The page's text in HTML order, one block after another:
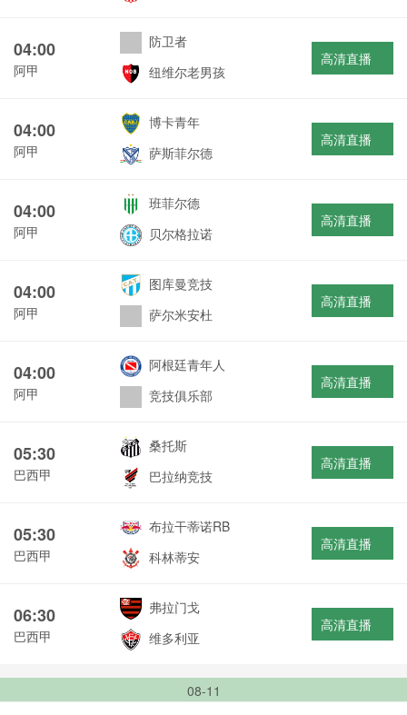
04:00
阿甲
防卫者
纽维尔老男孩
高清直播
04:00
阿甲
博卡青年
萨斯菲尔德
高清直播
04:00
阿甲
班菲尔德
贝尔格拉诺
高清直播
04:00
阿甲
图库曼竞技
萨尔米安杜
高清直播
04:00
阿甲
阿根廷青年人
竞技俱乐部
高清直播
05:30
巴西甲
桑托斯
巴拉纳竞技
高清直播
05:30
巴西甲
布拉干蒂诺RB
科林蒂安
高清直播
06:30
巴西甲
弗拉门戈
维多利亚
高清直播
08-11